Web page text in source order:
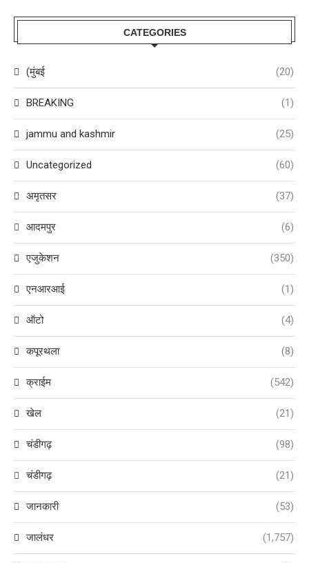
CATEGORIES
(मुंबई (20)
BREAKING (1)
jammu and kashmir (25)
Uncategorized (60)
अमृतसर (37)
आदमपुर (6)
एजुकेशन (350)
एनआरआई (1)
ऑटो (4)
कपूरथला (8)
क्राईम (542)
खेल (21)
चंडीगढ़ (98)
चंडीगढ़ (21)
जानकारी (53)
जालंधर (1,757)